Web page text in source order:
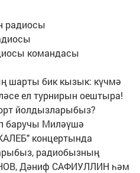
радиосы
командасы
шарты бик кызык: күчмә
ел турнирын оештыра!
йолдызларыбыз?
баручы Миләүшә
концертында
радиобызның
Дәниф САФИУЛЛИН һәм